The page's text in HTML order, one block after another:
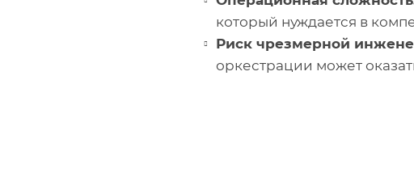
который нуждается в
Риск чрезмерной
оркестрации может